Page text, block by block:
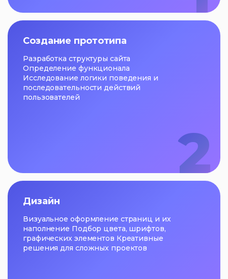
Создание прототипа
Разработка структуры сайта
Определение функционала
Исследование логики поведения и
последовательности действий
пользователей
2
Дизайн
Визуальное оформление страниц и их
наполнение Подбор цвета, шрифтов,
графических элементов Креативные
решения для сложных проектов